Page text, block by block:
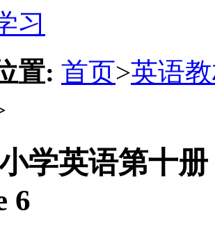
习
置: 首页>英语
学英语第十
6